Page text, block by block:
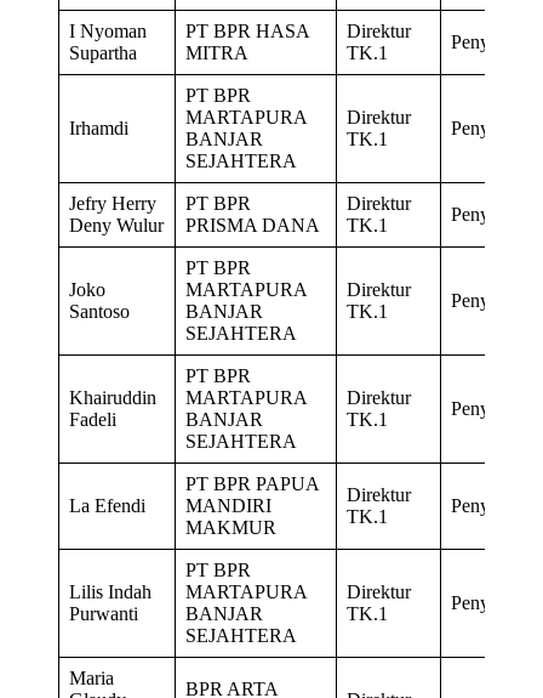
I Nyoman
Supartha
PT BPR HASA
MITRA
Direktur
TK.1
Penyegaran
Irhamdi
PT BPR
MARTAPURA
BANJAR
SEJAHTERA
Direktur
TK.1
Penyegaran
Jefry Herry
Deny Wulur
PT BPR
PRISMA DANA
Direktur
TK.1
Penyegaran
Joko
Santoso
PT BPR
MARTAPURA
BANJAR
SEJAHTERA
Direktur
TK.1
Penyegaran
Khairuddin
Fadeli
PT BPR
MARTAPURA
BANJAR
SEJAHTERA
Direktur
TK.1
Penyegaran
La Efendi
PT BPR PAPUA
MANDIRI
MAKMUR
Direktur
TK.1
Penyegaran
Lilis Indah
Purwanti
PT BPR
MARTAPURA
BANJAR
SEJAHTERA
Direktur
TK.1
Penyegaran
Maria
BPR ARTA